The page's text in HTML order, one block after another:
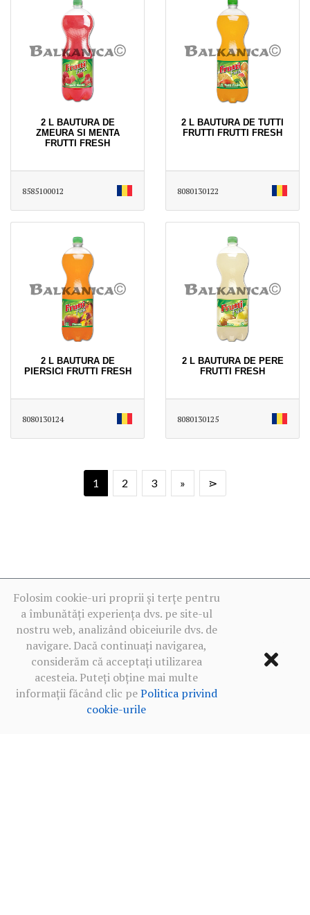
2 L BAUTURA DE
ZMEURA SI MENTA
FRUTTI FRESH
8585100012
2 L BAUTURA DE TUTTI
FRUTTI FRUTTI FRESH
8080130122
2 L BAUTURA DE
PIERSICI FRUTTI FRESH
8080130124
2 L BAUTURA DE PERE
FRUTTI FRESH
8080130125
1 2 3 » ⋗
Folosim cookie-uri proprii și terțe pentru
a îmbunătăți experiența dvs. pe site-ul
nostru web, analizând obiceiurile dvs. de
navigare. Dacă continuați navigarea,
considerăm că acceptați utilizarea
acesteia. Puteți obține mai multe
informații făcând clic pePolitica privind
cookie-urile